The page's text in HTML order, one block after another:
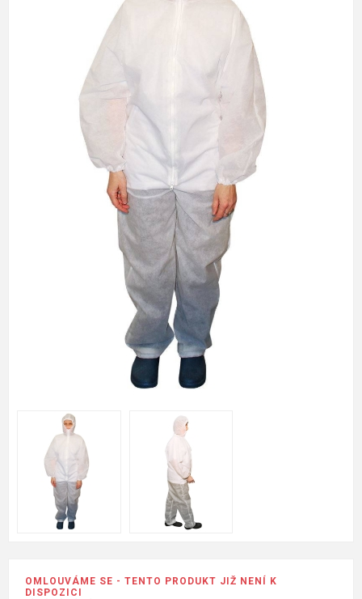
OMLOUVÁME SE - TENTO PRODUKT JIŽ NENÍ K
DISPOZICI